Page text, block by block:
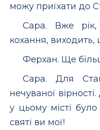
можу приїхати до
Сара. Вже
кохання,
Ферхан. Ще
Сара. Для
нечуваної
у цьому місті
святі ви мої!